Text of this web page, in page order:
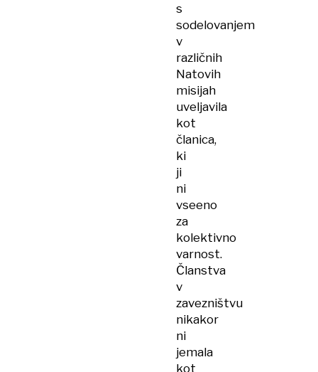
s
sodelovanjem
v
različnih
Natovih
misijah
uveljavila
kot
članica,
ki
ji
ni
vseeno
za
kolektivno
varnost.
Članstva
v
zavezništvu
nikakor
ni
jemala
kot